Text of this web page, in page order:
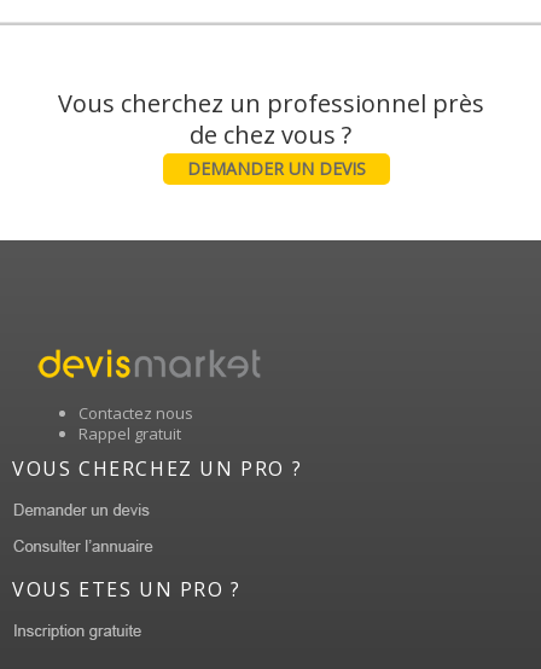
Vous cherchez un professionnel près
DEMANDER UN DEVIS
Contactez nous
Rappel gratuit
VOUS CHERCHEZ UN PRO ?
VOUS ETES UN PRO ?